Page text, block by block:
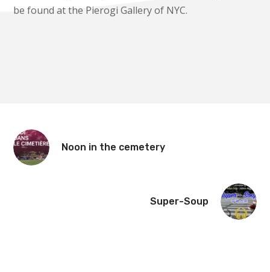
be found at the Pierogi Gallery of NYC.
Noon in the cemetery
Super-Soup